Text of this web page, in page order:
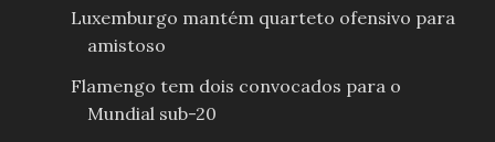
Luxemburgo mantém quarteto ofensivo para
amistoso
Flamengo tem dois convocados para o
Mundial sub-20